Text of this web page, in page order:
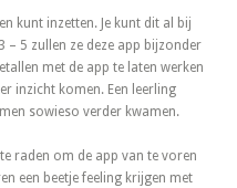
kunt inzetten. Je kunt dit al bij
– 5 zullen ze deze app bijzonder
met de app te laten werken
inzicht komen. Een leerling
sowieso verder kwamen.
raden om de app van te voren
een beetje feeling krijgen met